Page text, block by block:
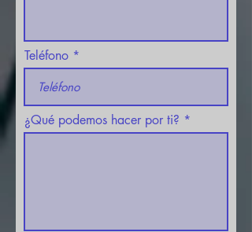
Teléfono
¿Qué podemos hacer por ti?